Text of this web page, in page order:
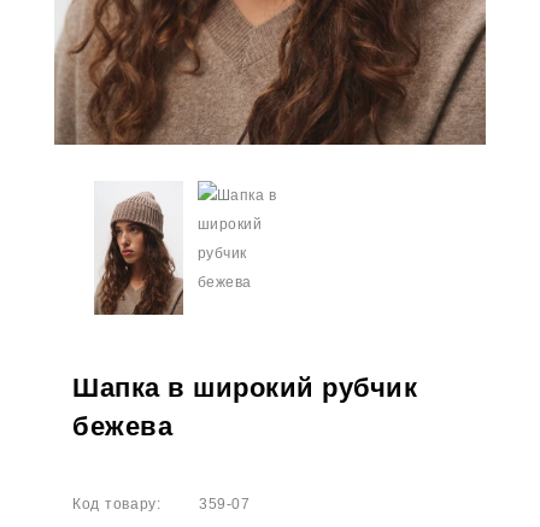
Шапка в широкий рубчик
бежева
Код товару:
359-07